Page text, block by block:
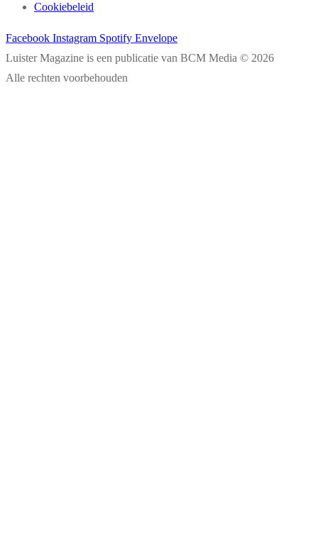
Cookiebeleid
Facebook Instagram Spotify Envelope
Luister Magazine is een publicatie van BCM Media © 2026
Alle rechten voorbehouden